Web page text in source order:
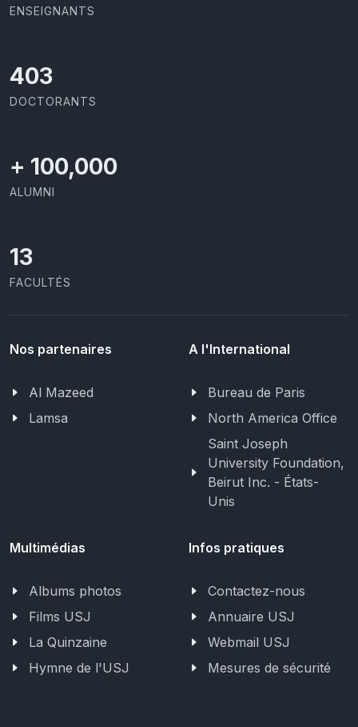
ENSEIGNANTS
426
DOCTORANTS
+ 100,000
ALUMNI
13
FACULTÉS
Nos partenaires
Al Mazeed
Lamsa
A l'International
Bureau de Paris
North America Office
Saint Joseph
University Foundation,
Beirut Inc. - États-
Unis
Multimédias
Albums photos
Films USJ
La Quinzaine
Hymne de l'USJ
Infos pratiques
Contactez-nous
Annuaire USJ
Webmail USJ
Mesures de sécurité